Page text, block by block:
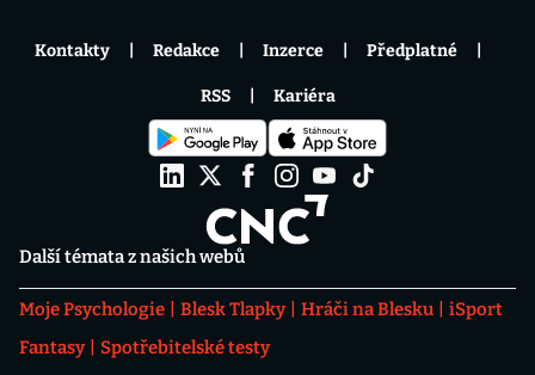
Další témata z našich webů
Moje Psychologie Blesk Tlapky Hráči na Blesku
iSport
Fantasy
Spotřebitelské testy
Kontakty Redakce Inzerce Předplatné
RSS Kariéra